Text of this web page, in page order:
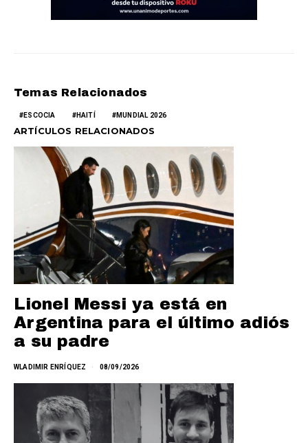
Temas Relacionados
ESCOCIA HAITÍ MUNDIAL 2026
ARTÍCULOS RELACIONADOS
Lionel Messi ya está en
Argentina para el último adiós
a su padre
WLADIMIR ENRÍQUEZ 08/09/2026